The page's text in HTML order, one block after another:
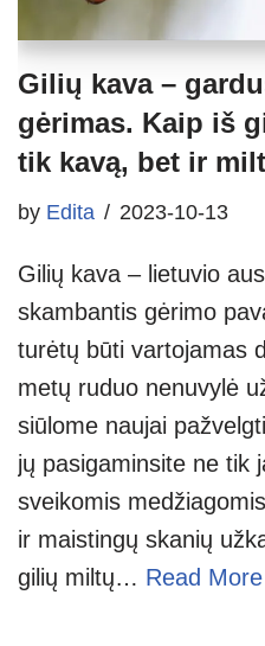
Gilių kava –
gėrimas. Kaip iš
tik kavą, bet ir
by Edita 2023-10-13
Gilių kava – lietuvio
skambantis gėrimo
turėtų būti vartojamas
metų ruduo nenuvylė
siūlome naujai
jų pasigaminsite ne tik
sveikomis
ir maistingų skanių
gilių miltų… Read